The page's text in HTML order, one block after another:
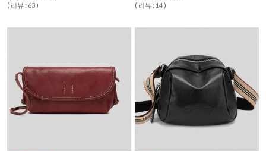
( 리뷰 : 63 ) ( 리뷰 : 14 )